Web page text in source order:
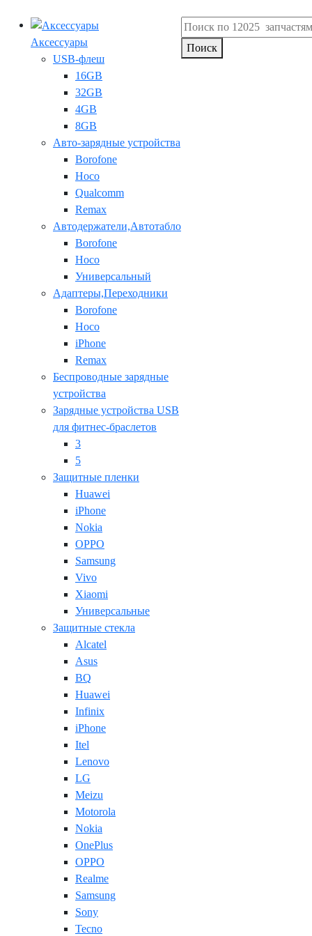
Аксессуары
USB-флеш
16GB
32GB
4GB
8GB
Авто-зарядные устройства
Borofone
Hoco
Qualcomm
Remax
Автодержатели,Автотабло
Borofone
Hoco
Универсальный
Адаптеры,Переходники
Borofone
Hoco
iPhone
Remax
Беспроводные зарядные
устройства
Зарядные устройства USB
для фитнес-браслетов
3
5
Защитные пленки
Huawei
iPhone
Nokia
OPPO
Samsung
Vivo
Xiaomi
Универсальные
Защитные стекла
Alcatel
Asus
BQ
Huawei
Infinix
iPhone
Itel
Lenovo
LG
Meizu
Motorola
Nokia
OnePlus
OPPO
Realme
Samsung
Sony
Tecno
Поиск